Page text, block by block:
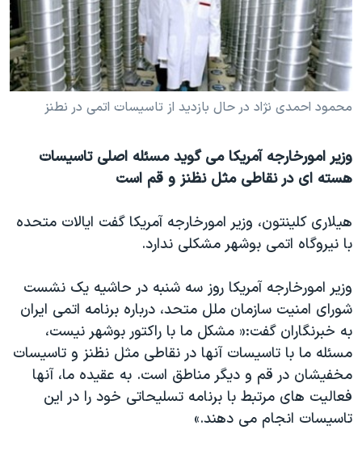
فرهنگ و زندگی
حقوق شهروندی
اقتصادی
علم و فناوری
گالری عکس
آرشیو پخش زنده
مستندها
انتخابات ریاست جمهوری آمریکا ۲۰۲۴
حمله جمهوری اسلامی به اسرائیل
رمز مهسا
اعتراضات زن، زندگی، آزادی
مجموعه مستندهای دادخواهی
تریبونال مردمی آبان ۹۸
دادگاه حمید نوری
قانون شفافیت دارائی کادر رهبری ایران
اعتراضات مردمی آبان ۹۸
اسرائیل در جنگ
نرگس محمدی برنده جایزه نوبل صلح
همایش محافظه‌کاران آمریکا «سی‌پک»
دنبال کنید
محمود احمدی نژاد در حال بازدید از تاسیسات اتمی در نطنز
وزیر امورخارجه آمریکا می گوید مسئله اصلی تاسیسات
هسته ای در نقاطی مثل نظنز و قم است
هیلاری کلینتون، وزیر امورخارجه آمریکا گفت ایالات متحده
با نیروگاه اتمی بوشهر مشکلی ندارد.
وزیر امورخارجه آمریکا روز سه شنبه در حاشیه یک نشست
شورای امنیت سازمان ملل متحد، درباره برنامه اتمی ایران
به خبرنگاران گفت:« مشکل ما با راکتور بوشهر نیست،
مسئله ما با تاسیسات آنها در نقاطی مثل نظنز و تاسیسات
مخفیشان در قم و دیگر مناطق است. به عقیده ما، آنها
فعالیت های مرتبط با برنامه تسلیحاتی خود را در این
تاسیسات انجام می دهند.»